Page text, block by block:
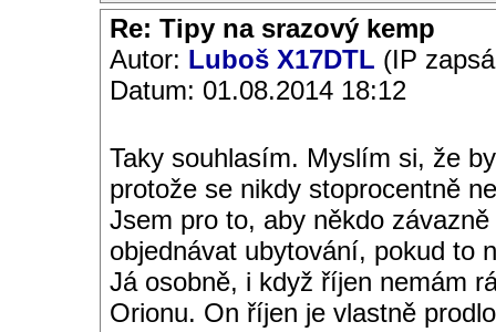
Re: Tipy na srazový kemp
Autor: Luboš X17DTL (IP
Datum: 01.08.2014 18:12
Taky souhlasím. Myslím si, že
protože se nikdy stoprocentně
Jsem pro to, aby někdo
objednávat ubytování, pokud to
Já osobně, i když říjen nemám
Orionu. On říjen je vlastně